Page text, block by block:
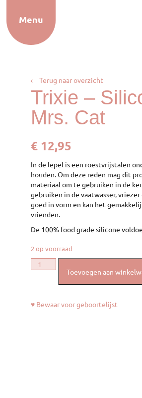
Menu
‹ Terug naar overzicht
Trixie –
Mrs. Cat
€ 12,95
In de lepel is een roestvrijstalen
houden. Om deze reden mag dit
materiaal om te gebruiken in de
gebruiken in de vaatwasser,
goed in vorm en kan het
vrienden.
De 100% food grade silicone
2 op voorraad
Toevoegen aan
♥ Bewaar voor geboortelijst